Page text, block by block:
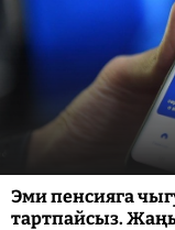
Эми пенсияга
тартпайсыз.